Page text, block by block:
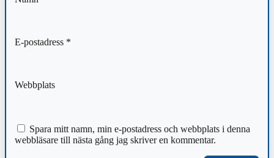
E-postadress *
Webbplats
Spara mitt namn, min e-postadress och webbplats i denna
webbläsare till nästa gång jag skriver en kommentar.